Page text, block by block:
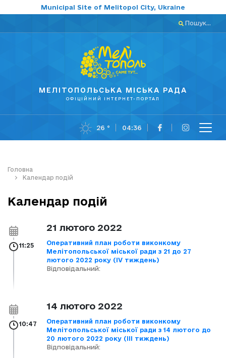
Municipal Site of Melitopol City, Ukraine
Пошук...
МЕЛІТОПОЛЬСЬКА МІСЬКА РАДА
ОФІЦІЙНИЙ ІНТЕРНЕТ-ПОРТАЛ
26 ° 04:36
Головна
Календар подій
Календар подій
21 лютого 2022
11:25
Оперативний план роботи виконкому
Мелітопольської міської ради з 21 до 27
лютого 2022 року (ІV тиждень)
Відповідальний:
14 лютого 2022
10:47
Оперативний план роботи виконкому
Мелітопольської міської ради з 14 лютого до
20 лютого 2022 року (ІІІ тиждень)
Відповідальний: